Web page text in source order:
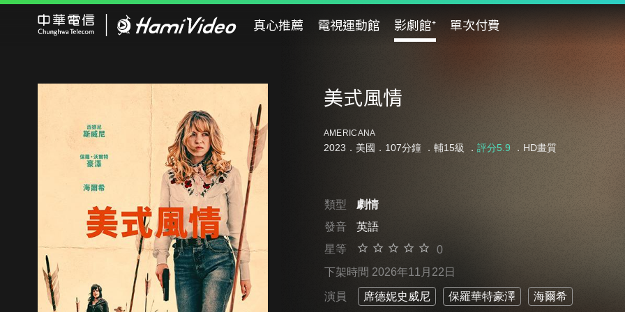
真心推薦 電視運動館 影劇館⁺ 單次付費
美式風情
AMERICANA
2023．美國．107分鐘 ． 輔15級 ． 評分5.9 ．HD畫質
類型
劇情
發音
英語
星等
0
下架時間 2026年11月22日
演員 席德妮史威尼 保羅華特豪澤 海爾希